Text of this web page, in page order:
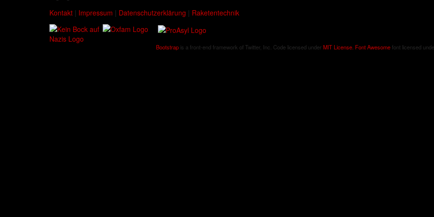
Kontakt | Impressum | Datenschutzerklärung | Raketentechnik
Bootstrap is a front-end framework of Twitter, Inc. Code licensed under MIT License. Font Awesomefont licensed